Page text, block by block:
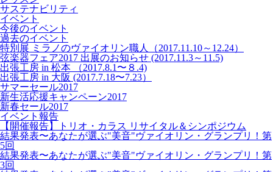
サステナビリティ
イベント
今後のイベント
過去のイベント
特別展 ミラノのヴァイオリン職人（2017.11.10～12.24）
弦楽器フェア2017 出展のお知らせ (2017.11.3～11.5)
出張工房 in 松本 （2017.8.1〜８.4)
出張工房 in 大阪 (2017.7.18〜7.23）
サマーセール2017
新生活応援キャンペーン2017
新春セール2017
イベント報告
【開催報告】トリオ・カラス リサイタル＆シンポジウム
結果発表〜あなたが選ぶ"美音"ヴァイオリン・グランプリ！第
5回
結果発表〜あなたが選ぶ"美音"ヴァイオリン・グランプリ！第
3回